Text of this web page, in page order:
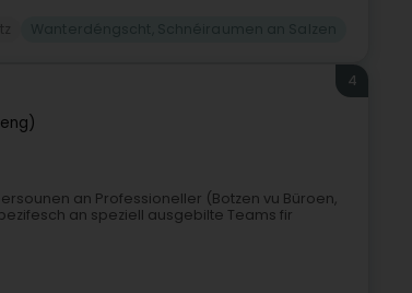
4
an Professioneller (Botzen vu Büroen,
an speziell ausgebilte Teams fir